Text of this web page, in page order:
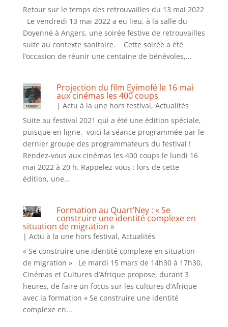
Retour sur le temps des retrouvailles du 13 mai 2022
Le vendredi 13 mai 2022 a eu lieu, à la salle du
Doyenné à Angers, une soirée festive de retrouvailles
suite au contexte sanitaire. Cette soirée a été
l’occasion de réunir une centaine de bénévoles,...
Projection du film Eyimofé le 16 mai
aux cinémas les 400 coups
| Actu à la une hors festival, Actualités
Suite au festival 2021 qui a été une édition spéciale,
puisque en ligne, voici la séance programmée par le
dernier groupe des programmateurs du festival !
Rendez-vous aux cinémas les 400 coups le lundi 16
mai 2022 à 20 h. Rappelez-vous : lors de cette
édition, une...
Formation au Quart’Ney : « Se
construire une identité complexe en
situation de migration »
| Actu à la une hors festival, Actualités
« Se construire une identité complexe en situation
de migration » Le mardi 15 mars de 14h30 à 17h30,
Cinémas et Cultures d’Afrique propose, durant 3
heures, de faire un focus sur les cultures d’Afrique
avec la formation « Se construire une identité
complexe en...